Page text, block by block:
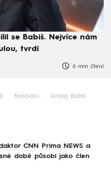
se Babiš. Nejvíce nám
tvrdí
6 min čtení
testování Andrej Babiš
CNN Prima NEWS a
době působí jako člen